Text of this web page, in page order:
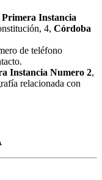
Primera Instancia
4, Córdoba
de teléfono
Instancia Numero 2,
relacionada con